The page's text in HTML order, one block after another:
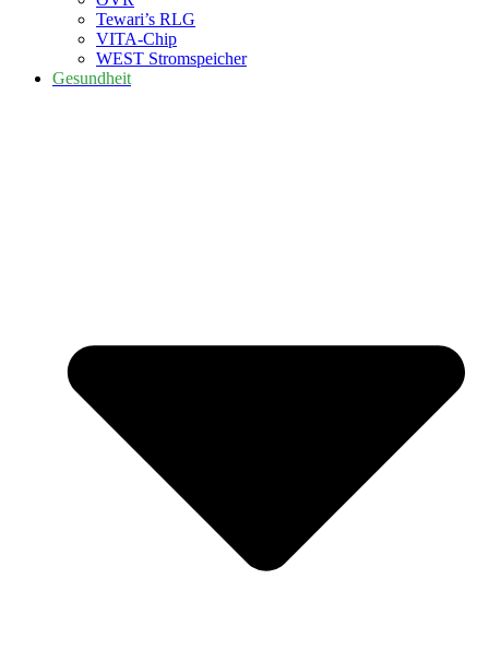
Tewari’s RLG
VITA-Chip
WEST Stromspeicher
Gesundheit